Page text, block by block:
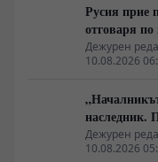
Русия прие
отговаря
могъл да
Дежурен
10.08.2026
наследник.
вътрешна
Дежурен
10.08.2026